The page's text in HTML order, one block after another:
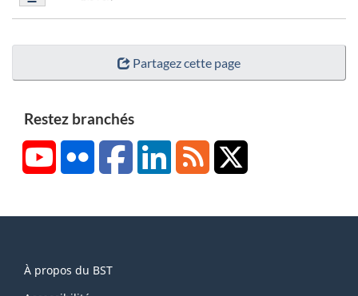
Partagez cette page
Restez branchés
YouTubeFlickr FacebookLinkedInRSS
this
À propos du BST